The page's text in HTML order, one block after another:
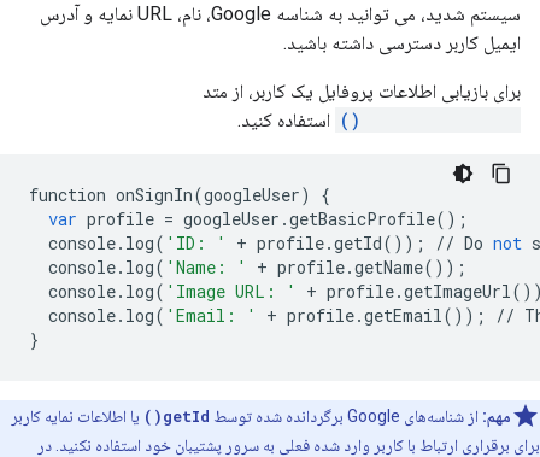
سیستم شدید، می توانید به شناسه Google، نام، URL نمایه و آدرس
ایمیل کاربر دسترسی داشته باشید.
برای بازیابی اطلاعات پروفایل یک کاربر، از متد
استفاده کنید.
function onSignIn(googleUser)
{
var profile = googleUser .getBasicProfile();
console. log( 'ID: ' + profile.getId()); // Do not
console. log( 'Name: ' + profile.getName());
console. log( 'Image URL: ' + profile.getImageUrl
console. log( 'Email: ' + profile.getEmail()); //
}
مهم: از شناسه‌های Google برگردانده شده توسط getId()
یا اطلاعات نمایه کاربر
برای برقراری ارتباط با کاربر وارد شده فعلی به سرور پشتیبان خود استفاده نکنید. در